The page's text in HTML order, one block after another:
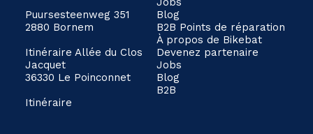
Puursesteenweg 351
2880 Bornem
Itinéraire Allée du Clos
Jacquet
36330 Le Poinconnet
Itinéraire
Blog
B2B Points de réparation
À propos de Bikebat
Devenez partenaire
Jobs
Blog
B2B